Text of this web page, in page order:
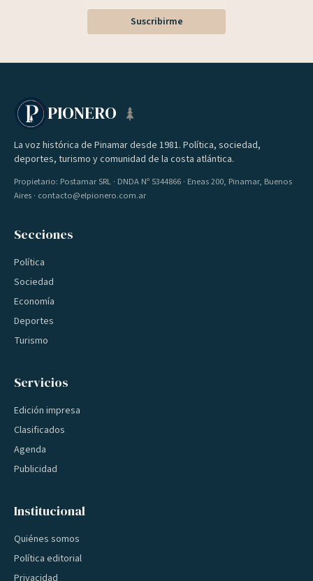
Suscribirme
PIONERO
La voz histórica de Pinamar desde 1981. Política, sociedad,
deportes, turismo y comunidad de la costa atlántica.
Propietario: Postamar SRL · DNDA Nº 5344866 · Eneas 200, Pinamar, Buenos
Aires · contacto@elpionero.com.ar
Secciones
Política
Sociedad
Economía
Deportes
Turismo
Servicios
Edición impresa
Clasificados
Agenda
Publicidad
Institucional
Quiénes somos
Política editorial
Privacidad